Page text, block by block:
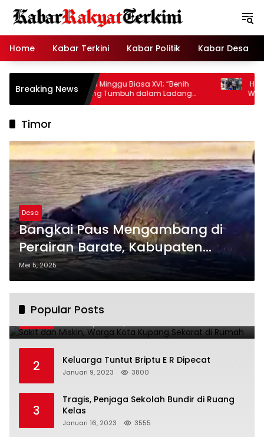
Home
Kabar Terkini Kabar Politik Kabar Desa
Breaking NewsHomili Hati Minggu Biasa XVI; “Benih
Mana yang Tumbuh dalam Ladang
Hati?”
Hadiri
Timor
Desa
Bangkai Paus Mengambang di
Perairan Barate, Kabupaten
Kupang
Mei 5, 2025
Popular Posts
1
Sekarat di Rumah
2 Keluarga Tuntut Briptu E R Dipecat
Januari 9, 2023 3800
3
Tragis, Penjaga Sekolah Bundir di Ruang
Kelas
Januari 16, 2023 3555